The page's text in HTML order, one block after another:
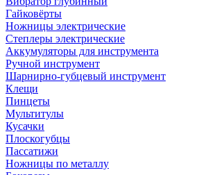
Гайковёрты
Ножницы электрические
Степлеры электрические
Аккумуляторы для инструмента
Ручной инструмент
Шарнирно-губцевый инструмент
Клещи
Пинцеты
Мультитулы
Кусачки
Плоскогубцы
Пассатижи
Ножницы по металлу